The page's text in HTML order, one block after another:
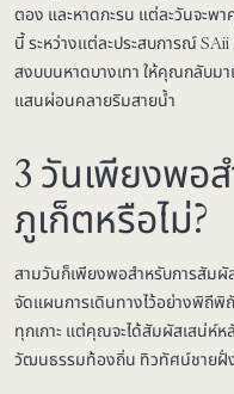
ตอง และหาดกะรน แต่ละวันจะ
นี้ ระหว่างแต่ละประสบการณ์
สงบบนหาดบางเทา ให้คุณกลับมา
แสนผ่อนคลายริมสายน้ำ
3 วันเพียงพอ
ภูเก็ตหรือไม่?
สามวันก็เพียงพอสำหรับการสัมผั
จัดแผนการเดินทางไว้อย่างพิถีพิ
ทุกเกาะ แต่คุณจะได้สัมผัสเสน่ห์
วัฒนธรรมท้องถิ่น ทิวทัศน์ชายฝั่ง